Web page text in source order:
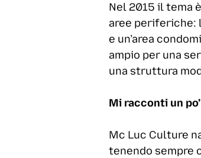
Nel 2015 il tema
aree periferiche:
e un’area
ampio per una
una struttura
Mi racconti un
Mc Luc Culture
tenendo sempre